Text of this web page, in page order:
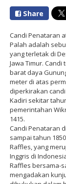
Share
Candi Penataran
Palah adalah
yang terletak di
Jawa Timur.
barat daya
meter di atas
diperkirakan
Kadiri sekitar
pemerintahan
1415.
Candi Penataran
sampai tahun
Raffles, yang
Inggris di
Raffles bersama-
mengadakan